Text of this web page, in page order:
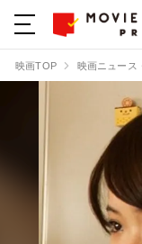
映画TOP 映画ニュース